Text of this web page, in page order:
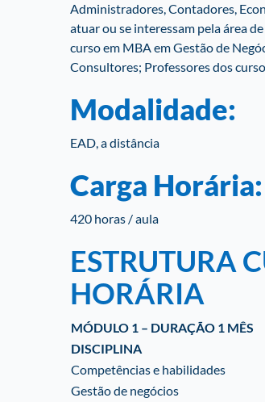
Administradores, Contadores,
atuar ou se interessam pela área
curso em MBA em Gestão de
Consultores; Professores dos
Modalidade:
EAD, a distância
Carga Horária:
420 horas / aula
ESTRUTURA
HORÁRIA
MÓDULO 1 – DURAÇÃO 1 MÊS
DISCIPLINA
Competências e habilidades
Gestão de negócios